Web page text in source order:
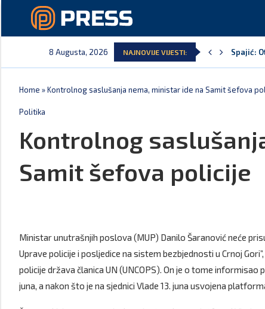
8 Augusta, 2026 NAJNOVIJE VIJESTI:
Spajić:
Serbian
Home »Kontrolnog saslušanja nema, ministar ide na Samit šefova
Politika
Kontrolnog
Samit šefova policije
Ministar unutrašnjih poslova (MUP) Danilo Šaranović neće
Uprave policije i posljedice na sistem bezbjednosti u Crnoj
policije država članica UN (UNCOPS). On je o tome
juna, a nakon što je na sjednici Vlade 13. juna usvojena